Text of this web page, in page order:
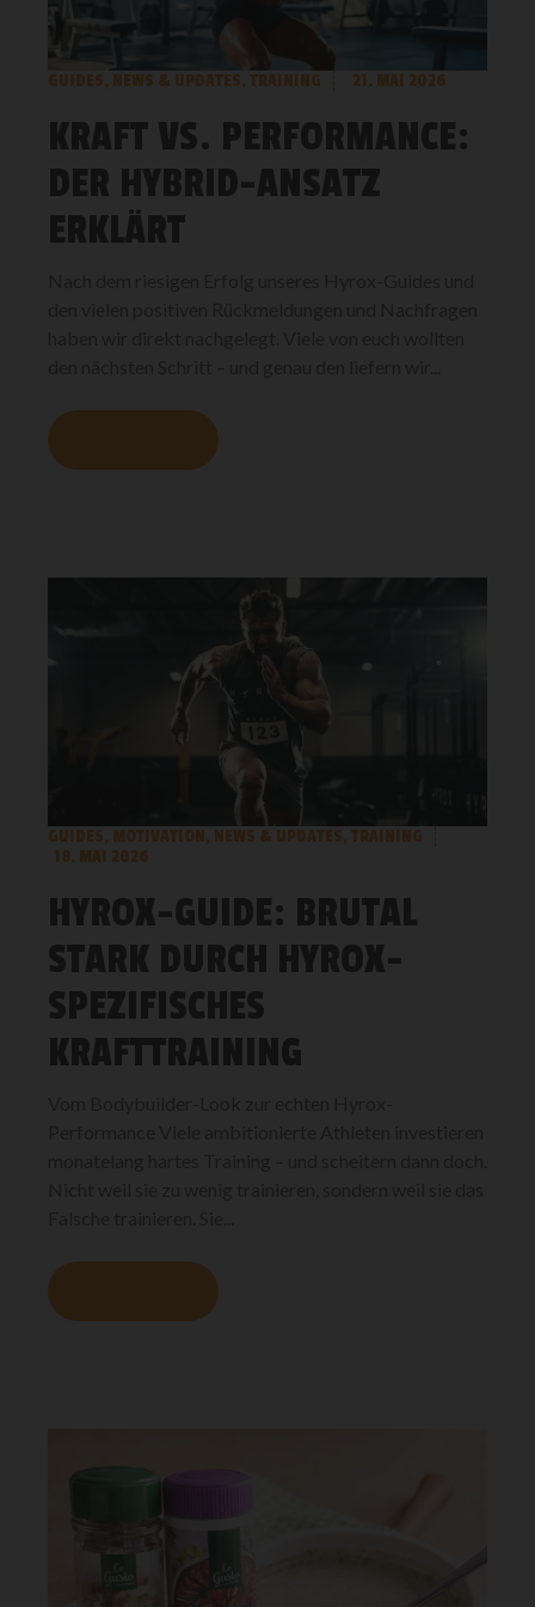
GUIDES, NEWS & UPDATES, TRAINING 21. MAI 2026
KRAFT VS. PERFORMANCE:
DER HYBRID-ANSATZ
ERKLÄRT
GUIDES, MOTIVATION, NEWS & UPDATES, TRAINING
18. MAI 2026
HYROX-GUIDE: BRUTAL
STARK DURCH HYROX-
SPEZIFISCHES
KRAFTTRAINING